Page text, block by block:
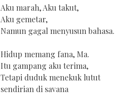
Aku marah, Aku takut,
Aku gemetar,
Namun gagal menyusun bahasa.
Hidup memang fana, Ma.
Itu gampang aku terima,
Tetapi duduk menekuk lutut
sendirian di savana